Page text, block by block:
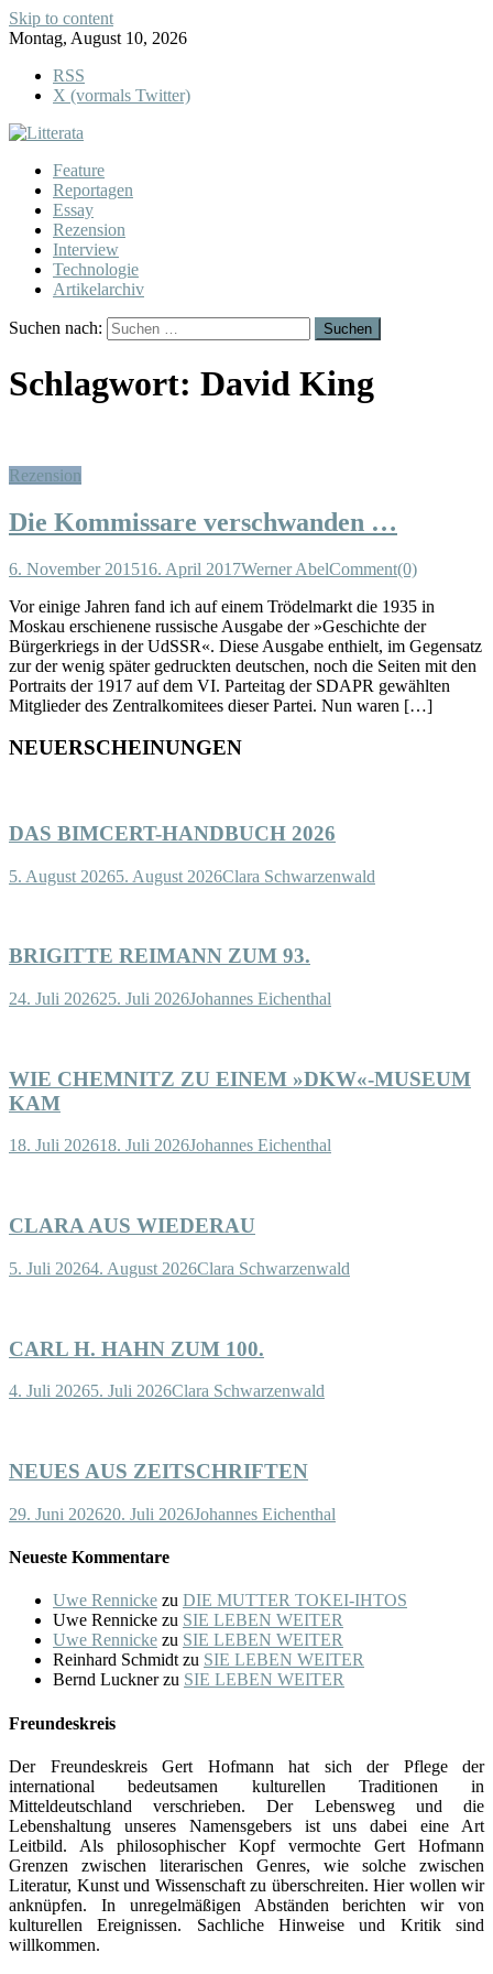
Skip to content
Montag, August 10, 2026
RSS
X (vormals Twitter)
Feature
Reportagen
Essay
Rezension
Interview
Technologie
Artikelarchiv
Suchen nach:
Schlagwort: David King
Rezension
Die Kommissare verschwanden …
6. November 201516. April 2017Werner AbelComment(0)
Vor einige Jahren fand ich auf einem Trödelmarkt die 1935 in
Moskau erschienene russische Ausgabe der »Geschichte der
Bürgerkriegs in der UdSSR«. Diese Ausgabe enthielt, im Gegensatz
zur der wenig später gedruckten deutschen, noch die Seiten mit den
Portraits der 1917 auf dem VI. Parteitag der SDAPR gewählten
Mitglieder des Zentralkomitees dieser Partei. Nun waren […]
NEUERSCHEINUNGEN
DAS BIMCERT-HANDBUCH 2026
5. August 20265. August 2026Clara Schwarzenwald
BRIGITTE REIMANN ZUM 93.
24. Juli 202625. Juli 2026Johannes Eichenthal
WIE CHEMNITZ ZU EINEM »DKW«-MUSEUM
KAM
18. Juli 202618. Juli 2026Johannes Eichenthal
CLARA AUS WIEDERAU
5. Juli 20264. August 2026Clara Schwarzenwald
CARL H. HAHN ZUM 100.
4. Juli 20265. Juli 2026Clara Schwarzenwald
NEUES AUS ZEITSCHRIFTEN
29. Juni 202620. Juli 2026Johannes Eichenthal
Neueste Kommentare
Uwe Rennicke zu DIE MUTTER TOKEI-IHTOS
Uwe Rennicke zu SIE LEBEN WEITER
Uwe Rennicke zu SIE LEBEN WEITER
Reinhard Schmidt zu SIE LEBEN WEITER
Bernd Lucknerzu SIE LEBEN WEITER
Freundeskreis
Der Freundeskreis Gert Hofmann hat sich der Pflege der
international bedeutsamen kulturellen Traditionen in
Mitteldeutschland verschrieben. Der Lebensweg und die
Lebenshaltung unseres Namensgebers ist uns dabei eine Art
Leitbild. Als philosophischer Kopf vermochte Gert Hofmann
Grenzen zwischen literarischen Genres, wie solche zwischen
Literatur, Kunst und Wissenschaft zu überschreiten. Hier wollen wir
anknüpfen. In unregelmäßigen Abständen berichten wir von
kulturellen Ereignissen. Sachliche Hinweise und Kritik sind
willkommen.